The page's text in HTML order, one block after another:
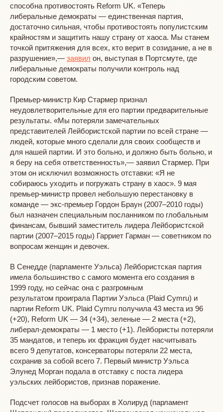
способна противостоять Reform UK. «Теперь
либеральные демократы — единственная партия,
достаточно сильная, чтобы противостоять популистским
крайностям и защитить нашу страну от хаоса. Мы станем
точкой притяжения для всех, кто верит в созидание, а не в
разрушение»,— заявил он, выступая в Портсмуте, где
либеральные демократы получили контроль над
городским советом.
Премьер-министр Кир Стармер признал
неудовлетворительные для его партии предварительные
результаты. «Мы потеряли замечательных
представителей Лейбористской партии по всей стране —
людей, которые много сделали для своих сообществ и
для нашей партии. И это больно, и должно быть больно, и
я беру на себя ответственность»,— заявил Стармер. При
этом он исключил возможность отставки: «Я не
собираюсь уходить и погружать страну в хаос». 9 мая
премьер-министр провел небольшую перестановку в
команде — экс-премьер Гордон Браун (2007–2010 годы)
был назначен специальным посланником по глобальным
финансам, бывший заместитель лидера Лейбористской
партии (2007–2015 годы) Гарриет Гарман — советником по
вопросам женщин и девочек.
В Сенедде (парламенте Уэльса) Лейбористская партия
имела большинство с самого момента его создания в
1999 году, но сейчас она с разгромным
результатом проиграла Партии Уэльса (Plaid Cymru) и
партии Reform UK. Plaid Cymru получила 43 места из 96
(+20), Reform UK — 34 (+34), зеленые — 2 места (+2),
либерал-демократы — 1 место (+1). Лейбористы потеряли
35 мандатов, и теперь их фракция будет насчитывать
всего 9 депутатов, консерваторы потеряли 22 места,
сохранив за собой всего 7. Первый министр Уэльса
Элунед Морган подала в отставку с поста лидера
уэльских лейбористов, признав поражение.
Подсчет голосов на выборах в Холируд (парламент